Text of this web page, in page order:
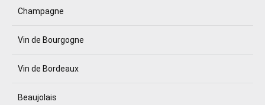
Champagne
Vin de Bourgogne
Vin de Bordeaux
Beaujolais